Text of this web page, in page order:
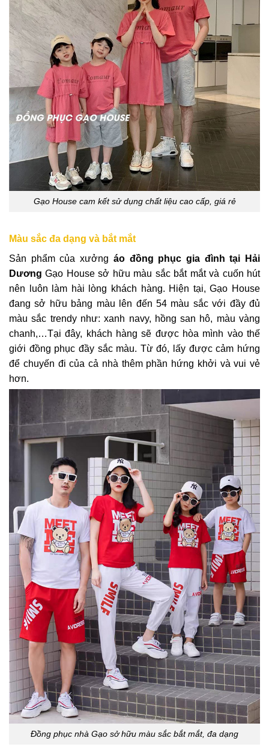
Gạo House cam kết sử dụng chất liệu cao cấp, giá rẻ
Màu sắc đa dạng và bắt mắt
Sản phẩm của xưởng áo đồng phục gia đình tại Hải
DươngGạo House sở hữu màu sắc bắt mắt và cuốn hút
nên luôn làm hài lòng khách hàng. Hiện tại, Gạo House
đang sở hữu bảng màu lên đến 54 màu sắc với đầy đủ
màu sắc trendy như: xanh navy, hồng san hô, màu vàng
chanh,…Tại đây, khách hàng sẽ được hòa mình vào thế
giới đồng phục đầy sắc màu. Từ đó, lấy được cảm hứng
để chuyến đi của cả nhà thêm phần hứng khởi và vui vẻ
hơn.
Đồng phục nhà Gạo sở hữu màu sắc bắt mắt, đa dạng